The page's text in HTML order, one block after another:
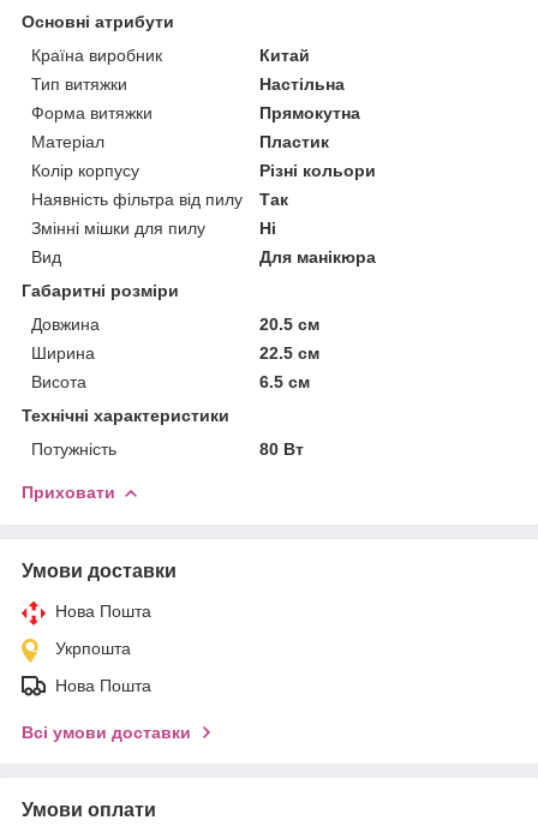
Основні атрибути
Країна виробник
Китай
Тип витяжки
Настільна
Форма витяжки
Прямокутна
Матеріал
Пластик
Колір корпусу
Різні кольори
Наявність фільтра від пилу
Так
Змінні мішки для пилу
Ні
Вид
Для манікюра
Габаритні розміри
Довжина
20.5 см
Ширина
22.5 см
Висота
6.5 см
Технічні характеристики
Потужність
80 Вт
Приховати
Умови доставки
Нова Пошта
Укрпошта
Нова Пошта
Всі умови доставки
Умови оплати